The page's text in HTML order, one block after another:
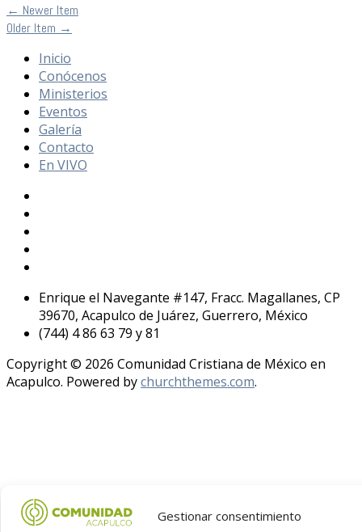
Gestionar consentimiento
← Newer Item
Older Item →
Inicio
Conócenos
Ministerios
Eventos
Galería
Contacto
En VIVO
Enrique el Navegante #147, Fracc. Magallanes, CP
39670, Acapulco de Juárez, Guerrero, México
(744) 4 86 63 79 y 81
Copyright © 2026 Comunidad Cristiana de México en
Acapulco. Powered bychurchthemes.com.